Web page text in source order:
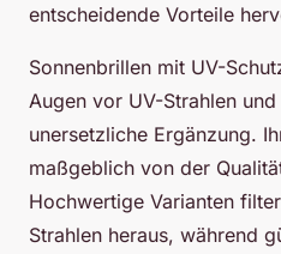
entscheidende Vorteile
Sonnenbrillen mit UV-
Augen vor UV-Strahlen
unersetzliche Ergänzung.
maßgeblich von der
Hochwertige Varianten
Strahlen heraus, während